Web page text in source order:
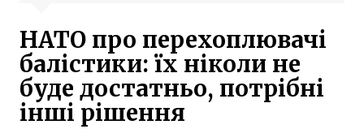
НАТО про перехоплювачі
балістики: їх ніколи не
буде достатньо, потрібні
інші рішення